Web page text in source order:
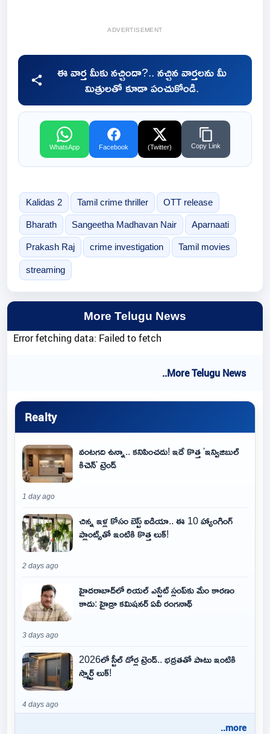
ADVERTISEMENT
ఈ వార్త మీకు నచ్చిందా?.. నచ్చిన వార్తలను మీ
మిత్రులతో కూడా పంచుకోండి.
WhatsApp Facebook (Twitter) Copy Link
Kalidas 2 Tamil crime thriller OTT release
Bharath Sangeetha Madhavan Nair Aparnaati
Prakash Raj crime investigation Tamil movies
streaming
More Telugu News
Error fetching data: Failed to fetch
..More Telugu News
Realty
వంటగది ఉన్నా.. కనిపించదు! ఇదే కొత్త 'ఇన్విజిబుల్
కిచెన్' ట్రెండ్
1 day ago
చిన్న ఇళ్ల కోసం బెస్ట్ ఐడియా.. ఈ 10 హ్యాంగింగ్
ప్లాంట్స్‌తో ఇంటికి కొత్త లుక్!
2 days ago
హైదరాబాద్‌లో రియల్ ఎస్టేట్ స్లంప్‌కు మేం కారణం
కాదు: హైడ్రా కమిషనర్ ఏవీ రంగనాథ్
3 days ago
2026లో స్టీల్ డోర్ల ట్రెండ్.. భద్రతతో పాటు ఇంటికి
స్మార్ట్ లుక్!
4 days ago
..more